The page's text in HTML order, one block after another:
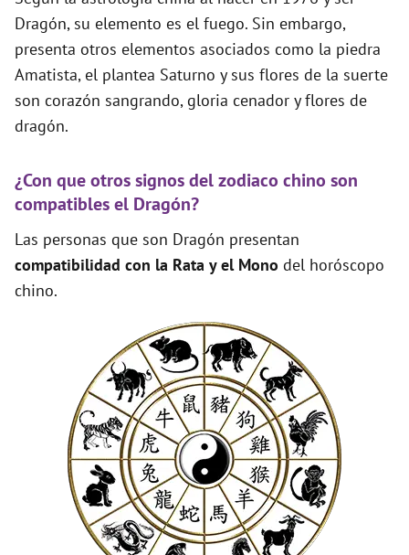
Dragón, su elemento es el fuego. Sin embargo,
presenta otros elementos asociados como la piedra
Amatista, el plantea Saturno y sus flores de la suerte
son corazón sangrando, gloria cenador y flores de
dragón.
¿Con que otros signos del zodiaco chino son
compatibles el Dragón?
Las personas que son Dragón presentan
compatibilidad con la Rata y el Mono del horóscopo
chino.